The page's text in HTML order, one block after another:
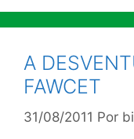
A
FAWCET
31/08/2011 Por